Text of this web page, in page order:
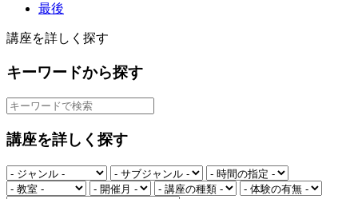
最後
講座を詳しく探す
キーワードから探す
講座を詳しく探す